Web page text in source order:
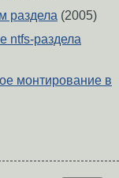
раздела (2005)
ntfs-раздела
монтирование в